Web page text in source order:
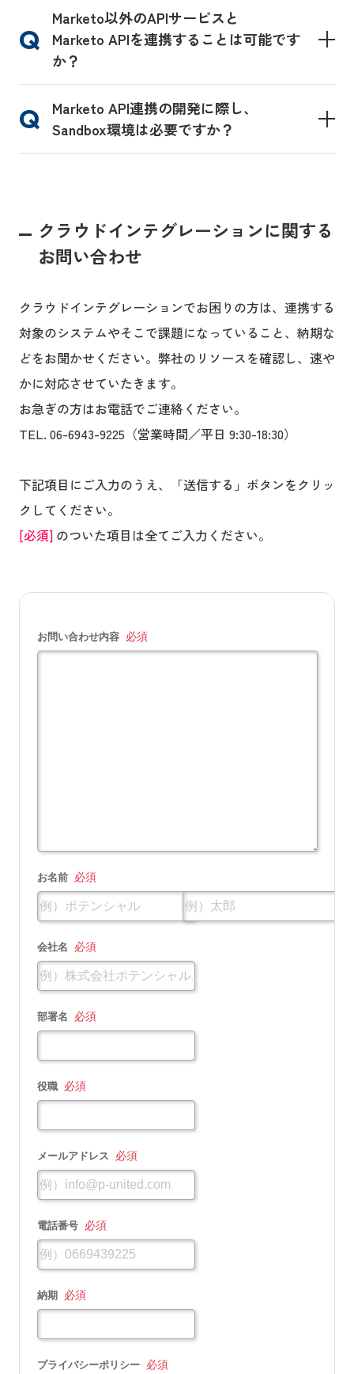
Marketo以外のAPIサービスと
Marketo APIを連携することは可能です
か？
Marketo API連携の開発に際し、
Sandbox環境は必要ですか？
クラウドインテグレーションに関する
お問い合わせ
クラウドインテグレーションでお困りの方は、連携する
対象のシステムやそこで課題になっていること、納期な
どをお聞かせください。弊社のリソースを確認し、速や
かに対応させていたきます。
お急ぎの方はお電話でご連絡ください。
TEL. 06-6943-9225（営業時間／平日 9:30-18:30）
下記項目にご入力のうえ、「送信する」ボタンをクリッ
クしてください。
[必須] のついた項目は全てご入力ください。